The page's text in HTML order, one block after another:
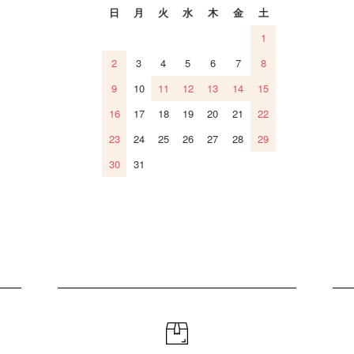
日 月 火 水 木 金
土
1
2
3 4 5 6 7
8
9
10 11 12 13 14
15
16
17 18 19 20 21
22
23
24 25 26 27 28
29
30
31